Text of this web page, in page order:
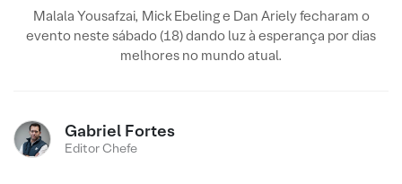
Malala Yousafzai, Mick Ebeling e Dan Ariely fecharam o
evento neste sábado (18) dando luz à esperança por dias
melhores no mundo atual.
Gabriel Fortes
Editor Chefe